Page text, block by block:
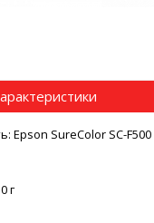
Epson SureColor SC-F500
г